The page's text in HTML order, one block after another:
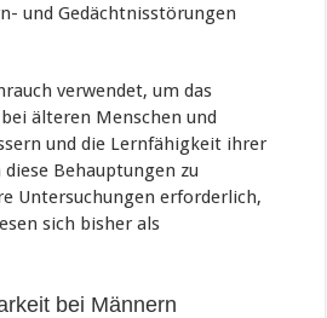
und Gedächtnisstörungen
verwendet, um das
älteren Menschen und
und die Lernfähigkeit ihrer
Behauptungen zu
Untersuchungen erforderlich,
sich bisher als
bei Männern